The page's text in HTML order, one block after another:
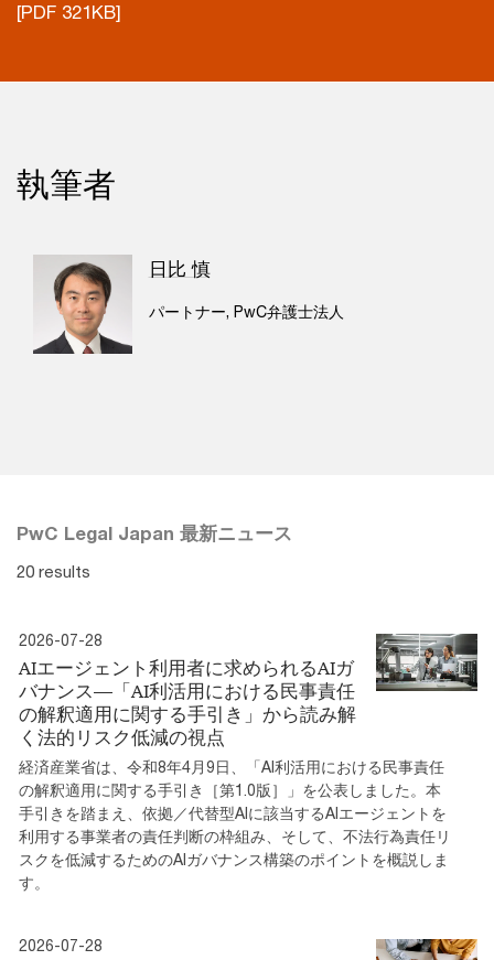
[PDF 321KB]
執筆者
日比 慎
パートナー, PwC弁護士法人
PwC Legal Japan 最新ニュース
20 results
2026-07-28
AIエージェント利用者に求められるAIガ
バナンス―「AI利活用における民事責任
の解釈適用に関する手引き」から読み解
く法的リスク低減の視点
経済産業省は、令和8年4月9日、「AI利活用における民事責任
の解釈適用に関する手引き［第1.0版］」を公表しました。本
手引きを踏まえ、依拠／代替型AIに該当するAIエージェントを
利用する事業者の責任判断の枠組み、そして、不法行為責任リ
スクを低減するためのAIガバナンス構築のポイントを概説しま
す。
2026-07-28